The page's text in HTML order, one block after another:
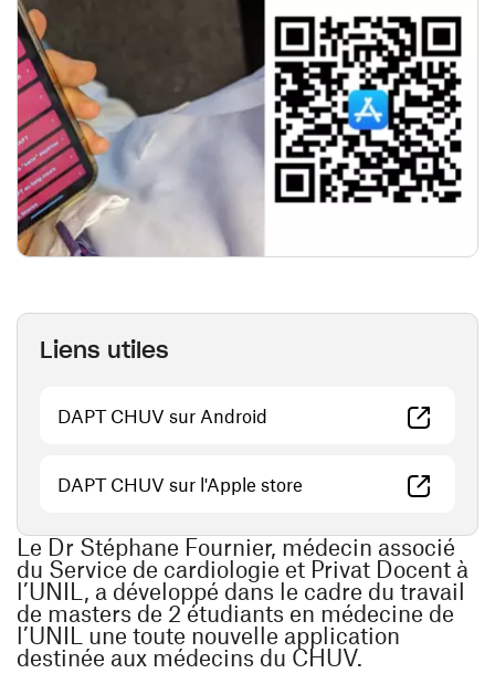
Liens utiles
DAPT CHUV sur Android (ouvre une nouvelle
DAPT CHUV sur l'Apple store (ouvre une nouvelle
Le Dr Stéphane Fournier, médecin associé
du Service de cardiologie et Privat Docent à
l’UNIL, a développé dans le cadre du travail
de masters de 2 étudiants en médecine de
l’UNIL une toute nouvelle application
destinée aux médecins du CHUV.